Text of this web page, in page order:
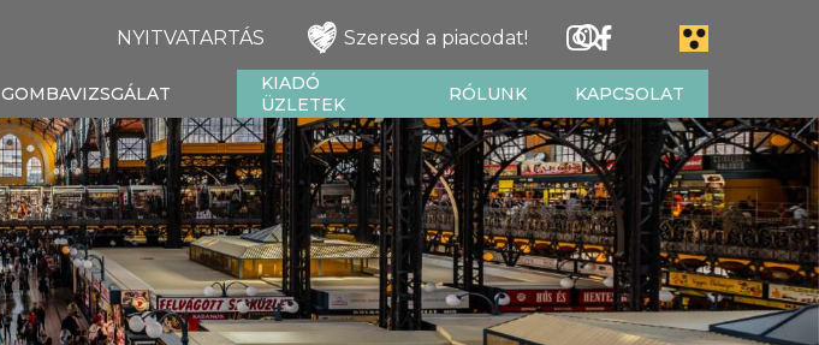
NYITVATARTÁS Szeresd a piacodat!
GOMBAVIZSGÁLAT
KIADÓ
ÜZLETEK
RÓLUNK KAPCSOLAT